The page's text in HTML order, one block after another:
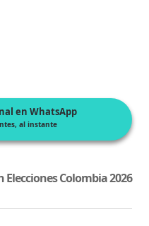
en WhatsApp
al instante
Elecciones Colombia 2026